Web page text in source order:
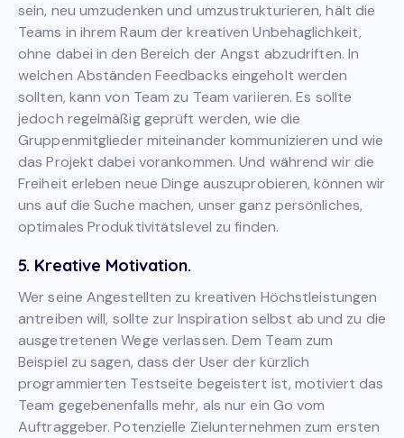
sein, neu umzudenken und umzustrukturieren, hält die
Teams in ihrem Raum der kreativen Unbehaglichkeit,
ohne dabei in den Bereich der Angst abzudriften. In
welchen Abständen Feedbacks eingeholt werden
sollten, kann von Team zu Team variieren. Es sollte
jedoch regelmäßig geprüft werden, wie die
Gruppenmitglieder miteinander kommunizieren und wie
das Projekt dabei vorankommen. Und während wir die
Freiheit erleben neue Dinge auszuprobieren, können wir
uns auf die Suche machen, unser ganz persönliches,
optimales Produktivitätslevel zu finden.
5. Kreative Motivation.
Wer seine Angestellten zu kreativen Höchstleistungen
antreiben will, sollte zur Inspiration selbst ab und zu die
ausgetretenen Wege verlassen. Dem Team zum
Beispiel zu sagen, dass der User der kürzlich
programmierten Testseite begeistert ist, motiviert das
Team gegebenenfalls mehr, als nur ein Go vom
Auftraggeber. Potenzielle Zielunternehmen zum ersten